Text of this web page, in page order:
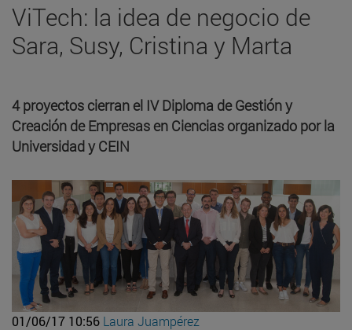
ViTech: la idea de negocio de
Sara, Susy, Cristina y Marta
4 proyectos cierran el IV Diploma de Gestión y
Creación de Empresas en Ciencias organizado por la
Universidad y CEIN
01/06/17 10:56 Laura Juampérez